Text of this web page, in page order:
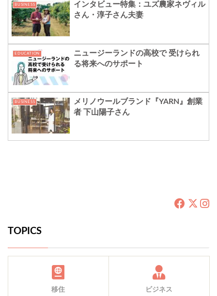
BUSINESS
インタビュー特集：ユズ農家ネヴィル
さん・淳子さん夫妻
EDUCATION
ニュージーランドの高校で 受けられ
る将来へのサポート
BUSINESS
メリノウールブランド『YARN』創業
者 下山陽子さん
TOPICS
移住 ビジネス